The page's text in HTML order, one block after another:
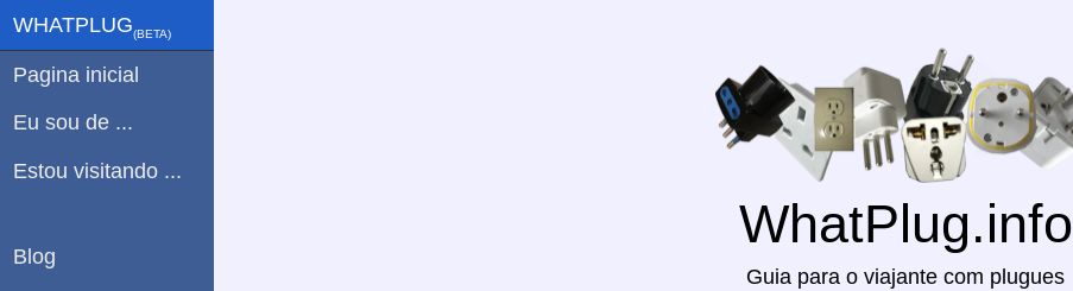
WhatPlug.info
Guia para o viajante com plugues
WHATPLUG(ΒETA)
Pagina inicial
Eu sou de ...
Estou visitando ...
Blog